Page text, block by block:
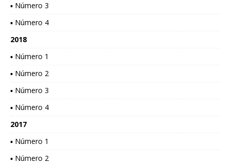
▪ Número 3
▪ Número 4
2018
▪ Número 1
▪ Número 2
▪ Número 3
▪ Número 4
2017
▪ Número 1
▪ Número 2